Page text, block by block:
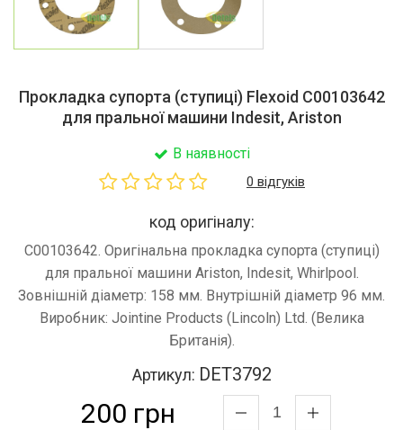
Прокладка супорта (ступиці) Flexoid C00103642
для пральної машини Indesit, Ariston
В наявності
0 відгуків
код оригіналу:
C00103642. Оригінальна прокладка супорта (ступиці)
для пральної машини Ariston, Indesit, Whirlpool.
Зовнішній діаметр: 158 мм. Внутрішній діаметр 96 мм.
Виробник: Jointine Products (Lincoln) Ltd. (Велика
Британія).
Артикул: DET3792
200 грн